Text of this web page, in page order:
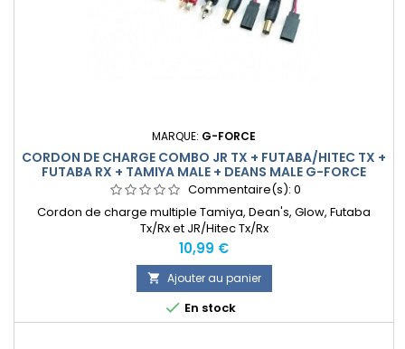
MARQUE: G-FORCE
CORDON DE CHARGE COMBO JR TX + FUTABA/HITEC TX +
FUTABA RX + TAMIYA MALE + DEANS MALE G-FORCE
Commentaire(s): 0
Cordon de charge multiple Tamiya, Dean's, Glow, Futaba
Tx/Rx et JR/Hitec Tx/Rx
Prix
10,99 €
 Ajouter au panier
 En stock